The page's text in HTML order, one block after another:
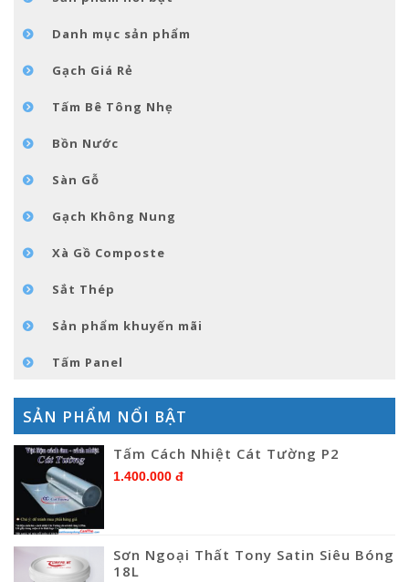
LIÊN HỆDanh mục sản phẩm
Gạch Giá Rẻ
Tấm Bê Tông Nhẹ
Bồn Nước
Sàn Gỗ
Gạch Không Nung
Xà Gồ Composte
Sắt Thép
Sản phẩm khuyến mãi
Tấm Panel
SẢN PHẨM NỔI BẬT
Tấm Cách Nhiệt Cát Tường P2
1.400.000 đ
Sơn Ngoại Thất Tony Satin Siêu Bóng
18L